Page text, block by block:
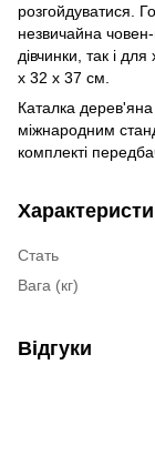
розгойдуватися.
незвичайна
дівчинки, так і
х 32 х 37 см.
Каталка
міжнародним
комплекті
Стать
Вага (кг)
Відгуки